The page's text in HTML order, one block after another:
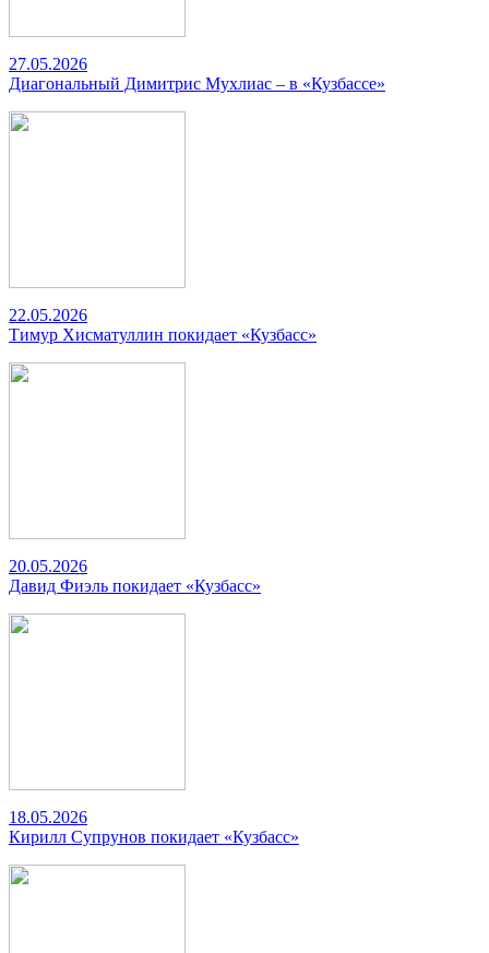
27.05.2026
Диагональный Димитрис Мухлиас – в «Кузбассе»
22.05.2026
Тимур Хисматуллин покидает «Кузбасс»
20.05.2026
Давид Фиэль покидает «Кузбасс»
18.05.2026
Кирилл Супрунов покидает «Кузбасс»